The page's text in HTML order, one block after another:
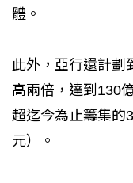
體。
此外，亞行還計劃
高兩倍，達到130
超迄今為止籌集的
元）。